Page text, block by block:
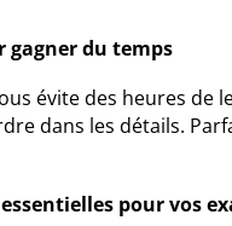
gagner du temps
évite des heures de
dans les détails.
pour vos